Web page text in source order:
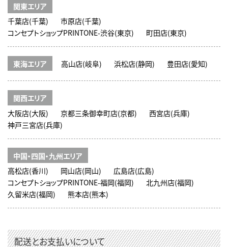
関東エリア
千葉店(千葉)
市原店(千葉)
コンセプトショップPRINTONE-渋谷(東京)
町田店(東京)
東海エリア 高山店(岐阜) 浜松店(静岡) 豊田店(愛知)
関西エリア
大阪店(大阪)
京都三条御幸町店(京都)
西宮店(兵庫)
神戸三宮店(兵庫)
中国・四国・九州エリア
高松店(香川)
岡山店(岡山)
広島店(広島)
コンセプトショップPRINTONE-福岡(福岡)
北九州店(福岡)
久留米店(福岡)
熊本店(熊本)
配送とお支払いについて